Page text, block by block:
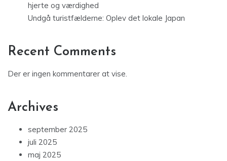
hjerte og værdighed
Undgå turistfælderne: Oplev det lokale Japan
Recent Comments
Der er ingen kommentarer at vise.
Archives
september 2025
juli 2025
maj 2025